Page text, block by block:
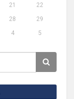
21
22
28
29
4 5